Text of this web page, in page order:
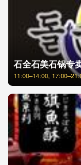
石全石美石锅专
11:00–14:00,